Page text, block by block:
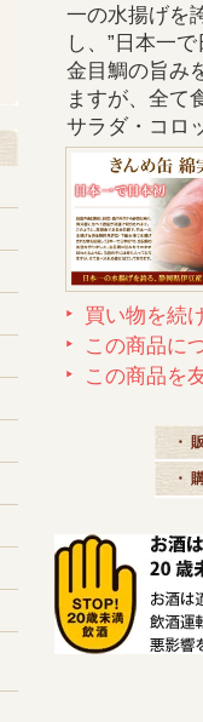
一の水揚げを
し、”日本一
金目鯛の旨み
ますが、全て
サラダ・コ
買い物を続
この商品に
この商品を
・
・